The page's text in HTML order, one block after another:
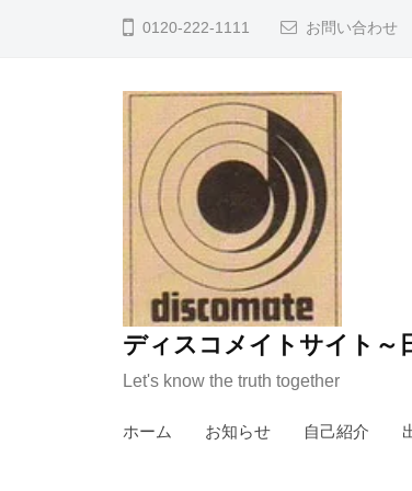
0120-222-1111 お問い合わせ
ディスコメイトサイト～
Let's know the truth together
ホーム お知らせ 自己紹介